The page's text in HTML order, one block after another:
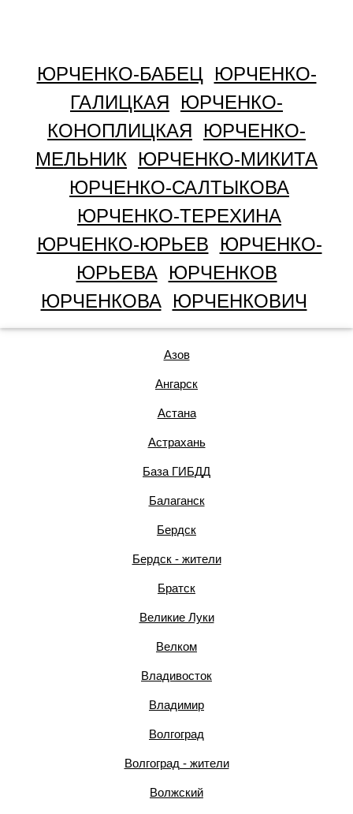
ЮРЧЕНКО-БАБЕЦ
ЮРЧЕНКО-
ГАЛИЦКАЯ
ЮРЧЕНКО-
КОНОПЛИЦКАЯ
ЮРЧЕНКО-
МЕЛЬНИК
ЮРЧЕНКО-МИКИТА
ЮРЧЕНКО-САЛТЫКОВА
ЮРЧЕНКО-ТЕРЕХИНА
ЮРЧЕНКО-ЮРЬЕВ
ЮРЧЕНКО-
ЮРЬЕВА
ЮРЧЕНКОВ
ЮРЧЕНКОВА
ЮРЧЕНКОВИЧ
Азов
Ангарск
Астана
Астрахань
База ГИБДД
Балаганск
Бердск
Бердск - жители
Братск
Великие Луки
Велком
Владивосток
Владимир
Волгоград
Волгоград - жители
Волжский